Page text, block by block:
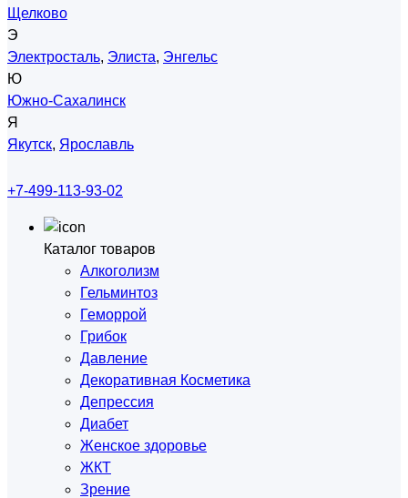
Щелково
Э
Электросталь, Элиста, Энгельс
Ю
Южно-Сахалинск
Я
Якутск, Ярославль
+7-499-113-93-02
Каталог товаров
Алкоголизм
Гельминтоз
Геморрой
Грибок
Давление
Декоративная Косметика
Депрессия
Диабет
Женское здоровье
ЖКТ
Зрение